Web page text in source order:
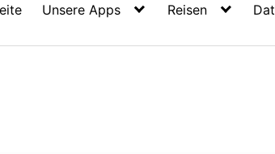
Unsere Apps Reisen